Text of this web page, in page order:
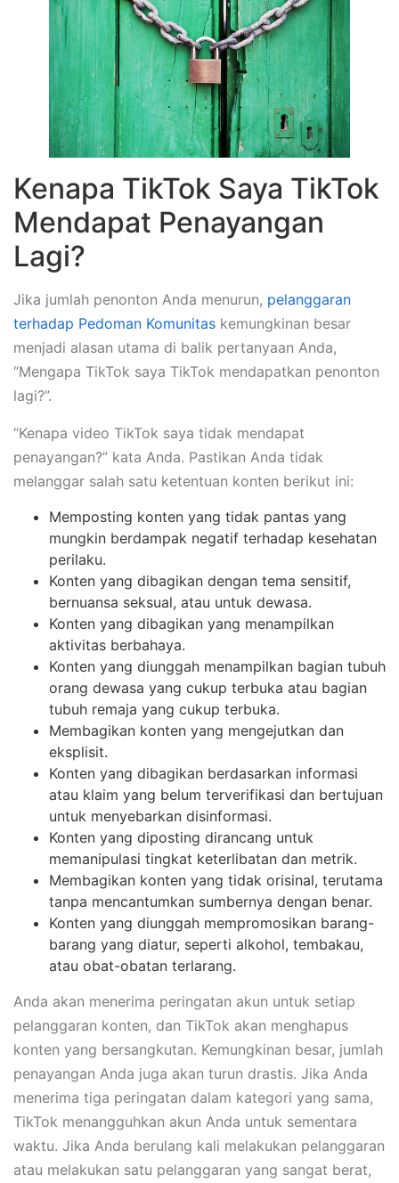
Kenapa TikTok Saya TikTok
Mendapat Penayangan
Lagi?
Jika jumlah penonton Anda menurun, pelanggaran
terhadap Pedoman Komunitas kemungkinan besar
menjadi alasan utama di balik pertanyaan Anda,
“Mengapa TikTok saya TikTok mendapatkan penonton
lagi?”.
“Kenapa video TikTok saya tidak mendapat
penayangan?” kata Anda. Pastikan Anda tidak
melanggar salah satu ketentuan konten berikut ini:
Memposting konten yang tidak pantas yang
mungkin berdampak negatif terhadap kesehatan
perilaku.
Konten yang dibagikan dengan tema sensitif,
bernuansa seksual, atau untuk dewasa.
Konten yang dibagikan yang menampilkan
aktivitas berbahaya.
Konten yang diunggah menampilkan bagian tubuh
orang dewasa yang cukup terbuka atau bagian
tubuh remaja yang cukup terbuka.
Membagikan konten yang mengejutkan dan
eksplisit.
Konten yang dibagikan berdasarkan informasi
atau klaim yang belum terverifikasi dan bertujuan
untuk menyebarkan disinformasi.
Konten yang diposting dirancang untuk
memanipulasi tingkat keterlibatan dan metrik.
Membagikan konten yang tidak orisinal, terutama
tanpa mencantumkan sumbernya dengan benar.
Konten yang diunggah mempromosikan barang-
barang yang diatur, seperti alkohol, tembakau,
atau obat-obatan terlarang.
Anda akan menerima peringatan akun untuk setiap
pelanggaran konten, dan TikTok akan menghapus
konten yang bersangkutan. Kemungkinan besar, jumlah
penayangan Anda juga akan turun drastis. Jika Anda
menerima tiga peringatan dalam kategori yang sama,
TikTok menangguhkan akun Anda untuk sementara
waktu. Jika Anda berulang kali melakukan pelanggaran
atau melakukan satu pelanggaran yang sangat berat,